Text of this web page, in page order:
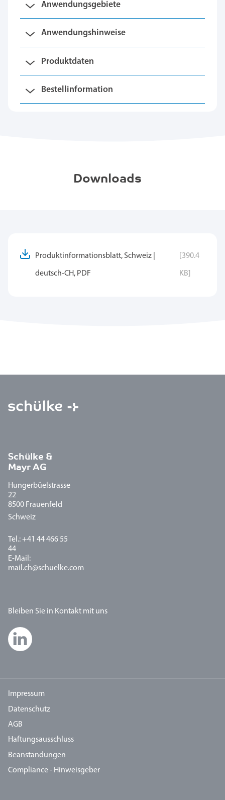
Anwendungsgebiete
Anwendungshinweise
Produktdaten
Bestellinformation
Downloads
Produktinformationsblatt, Schweiz |
deutsch-CH, PDF
[390.4
KB]
Schülke &
Mayr AG
Hungerbüelstrasse
22
8500 Frauenfeld
Schweiz
Tel.: +41 44 466 55
44
E-Mail:
mail.ch@schuelke.com
Bleiben Sie in Kontakt mit uns
Impressum
Datenschutz
AGB
Haftungsausschluss
Beanstandungen
Compliance - Hinweisgeber